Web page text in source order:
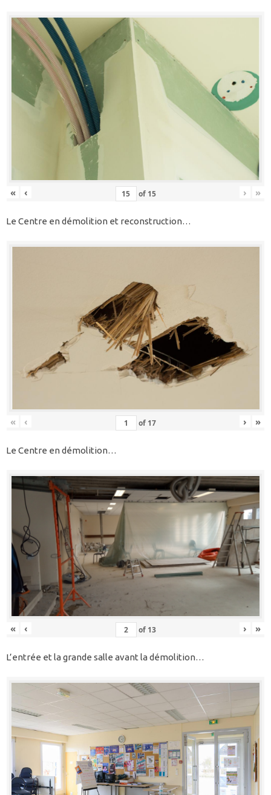
« ‹ of 15 › »
Le Centre en démolition et reconstruction…
« ‹ of 17 › »
Le Centre en démolition…
« ‹ of 13 › »
L’entrée et la grande salle avant la démolition…